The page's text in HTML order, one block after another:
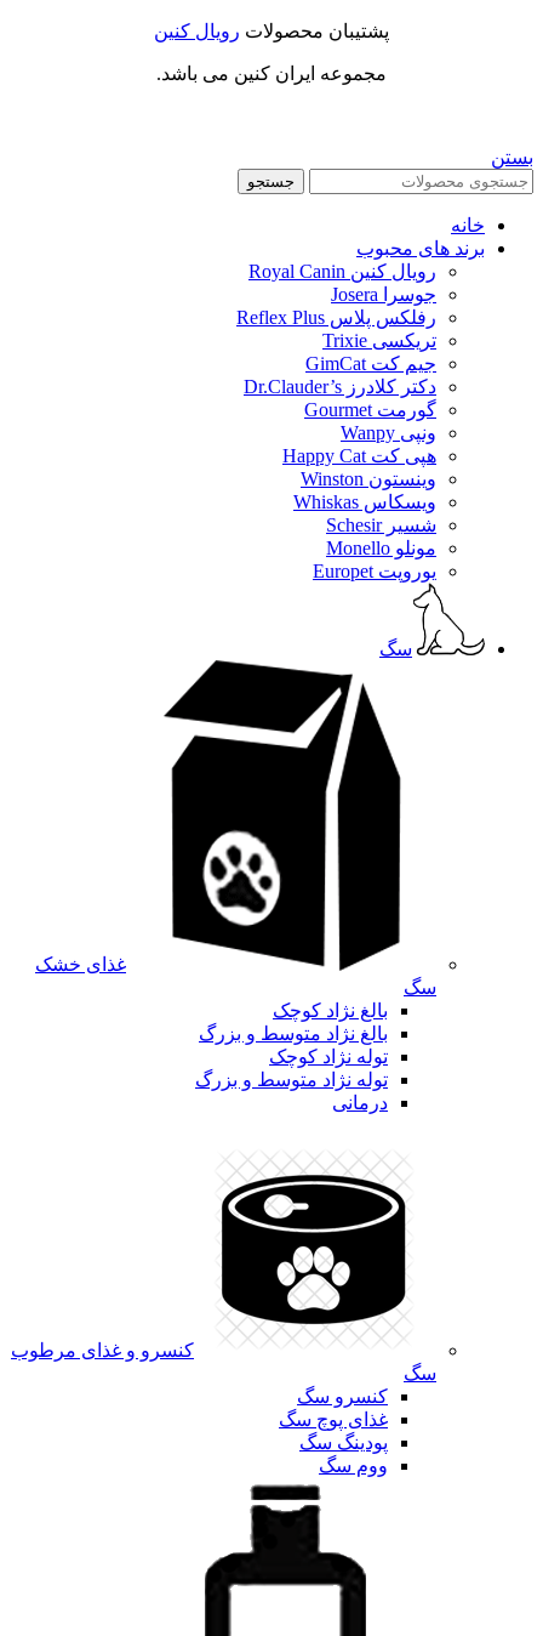
پشتیبان محصولات رویال کنین
مجموعه ایران کنین می باشد.
بستن
جستجو
خانه
برند های محبوب
رویال کنین Royal Canin
جوسرا Josera
رفلکس پلاس Reflex Plus
تریکسی Trixie
جیم کت GimCat
دکتر کلادرز Dr.Clauder’s
گورمت Gourmet
ونپی Wanpy
هپی کت Happy Cat
وینستون Winston
ویسکاس Whiskas
شسیر Schesir
مونلو Monello
یوروپت Europet
سگ
غذای خشک
سگ
بالغ نژاد کوچک
بالغ نژاد متوسط و بزرگ
توله نژاد کوچک
توله نژاد متوسط و بزرگ
درمانی
کنسرو و غذای مرطوب
سگ
کنسرو سگ
غذای پوچ سگ
پودینگ سگ
ووم سگ